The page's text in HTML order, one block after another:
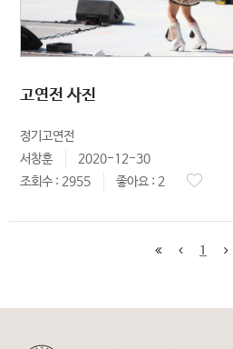
고연전 사진
정기고연전
서창훈
2020-12-30
조회수 : 2955
좋아요 : 2
1